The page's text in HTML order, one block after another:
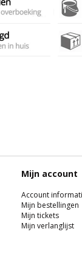
Mijn account
Account
Mijn bestellingen
Mijn tickets
Mijn verlanglijst